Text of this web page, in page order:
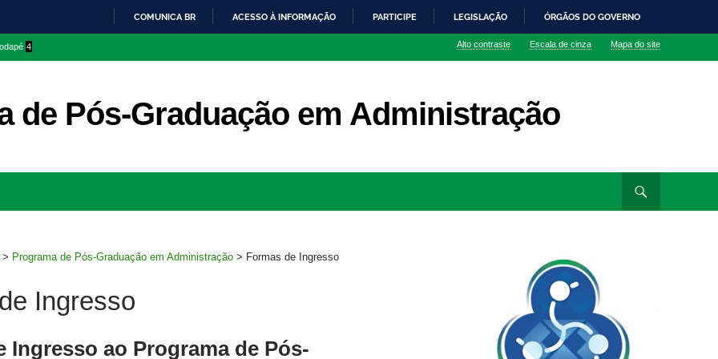
O
COMUNICA BR ACESSO À INFORMAÇÃO PARTICIPE LEGISLAÇÃO ÓRGÃOS DO GOVERNO
4 Alto contraste Escala de cinza Mapa do site
de Pós-Graduação em Administração
> Programa de Pós-Graduação em Administração > Formas de Ingresso
Ingresso
Ingresso ao Programa de Pós-